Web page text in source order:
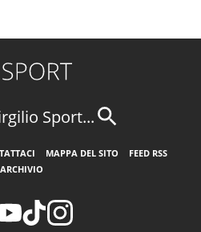
Sport...
MAPPA DEL SITO
FEED RSS
ARCHIVIO